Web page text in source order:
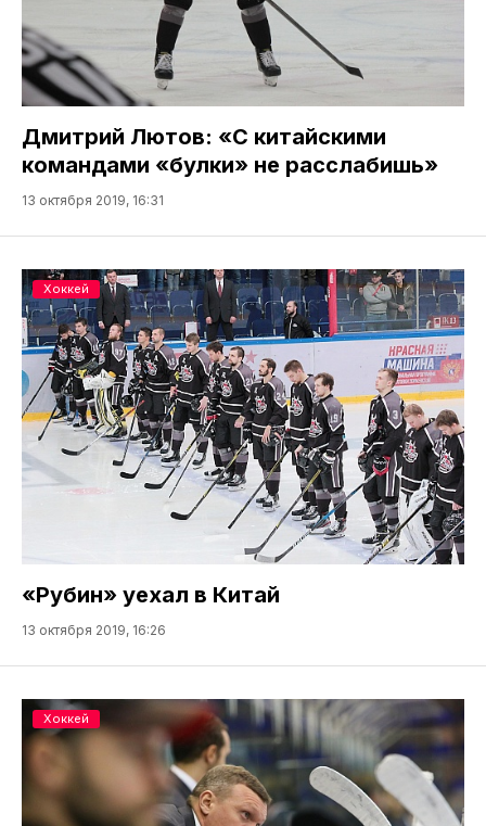
Дмитрий Лютов: «С китайскими
командами «булки» не расслабишь»
13 октября 2019, 16:31
«Рубин» уехал в Китай
13 октября 2019, 16:26
Хоккей
Хоккей